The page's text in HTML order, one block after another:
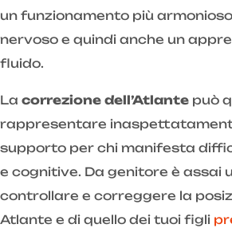
un funzionamento più
nervoso e quindi anche un
fluido.
La correzione dell’Atlante può
rappresentare
supporto per chi manifesta
e cognitive. Da genitore è assai
controllare e correggere la
Atlante e di quello dei tuoi figli